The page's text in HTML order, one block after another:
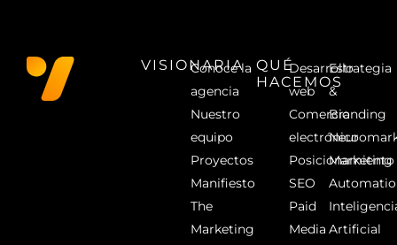
VISIONARIA
Conoce la
agencia
Nuestro
equipo
Proyectos
Manifiesto
The
Marketing
QUÉ
HACEMOS
Desarrollo
web
Comercio
electrónico
Posicionamiento
SEO
Paid
Media
Estrategia
&
Branding
Marketing
Artificial